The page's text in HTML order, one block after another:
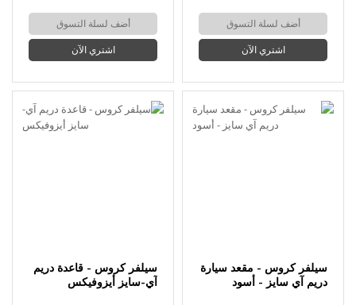
أضف لسلة التسوق
اشتري الآن
أضف لسلة التسوق
اشتري الآن
سيلفر كروس - مقعد سيارة
دريم آي سايز - أسود
سيلفر كروس - قاعدة دريم
آي-سايز أيزوفيكس